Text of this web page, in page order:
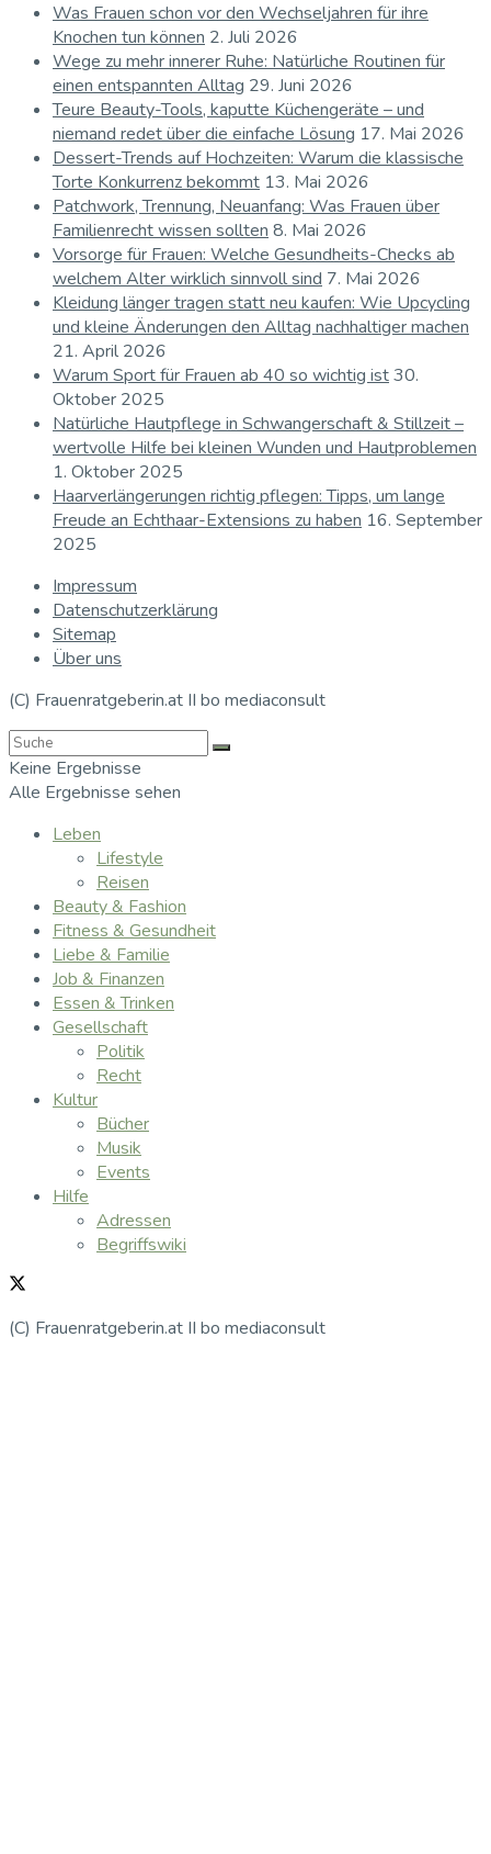
Was Frauen schon vor den Wechseljahren für ihre
Knochen tun können 2. Juli 2026
Wege zu mehr innerer Ruhe: Natürliche Routinen für
einen entspannten Alltag 29. Juni 2026
Teure Beauty-Tools, kaputte Küchengeräte – und
niemand redet über die einfache Lösung 17. Mai 2026
Dessert-Trends auf Hochzeiten: Warum die klassische
Torte Konkurrenz bekommt 13. Mai 2026
Patchwork, Trennung, Neuanfang: Was Frauen über
Familienrecht wissen sollten 8. Mai 2026
Vorsorge für Frauen: Welche Gesundheits-Checks ab
welchem Alter wirklich sinnvoll sind 7. Mai 2026
Kleidung länger tragen statt neu kaufen: Wie Upcycling
und kleine Änderungen den Alltag nachhaltiger machen
21. April 2026
Warum Sport für Frauen ab 40 so wichtig ist30.
Oktober 2025
Natürliche Hautpflege in Schwangerschaft & Stillzeit –
wertvolle Hilfe bei kleinen Wunden und Hautproblemen
1. Oktober 2025
Haarverlängerungen richtig pflegen: Tipps, um lange
Freude an Echthaar-Extensions zu haben 16. September
2025
Impressum
Datenschutzerklärung
Sitemap
Über uns
(C) Frauenratgeberin.at II bo mediaconsult
Keine Ergebnisse
Alle Ergebnisse sehen
Leben
Lifestyle
Reisen
Beauty & Fashion
Fitness & Gesundheit
Liebe & Familie
Job & Finanzen
Essen & Trinken
Gesellschaft
Politik
Recht
Kultur
Bücher
Musik
Events
Hilfe
Adressen
Begriffswiki
(C) Frauenratgeberin.at II bo mediaconsult